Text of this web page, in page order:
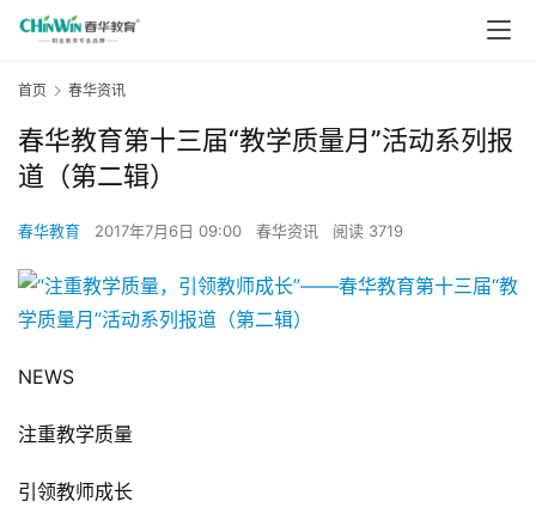
首页 春华资讯
春华教育第十三届“教学质量月”活动系列报
道（第二辑）
春华教育 2017年7月6日 09:00 春华资讯 阅读 3719
NEWS
注重教学质量
引领教师成长